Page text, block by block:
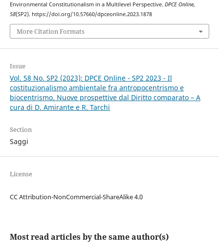
Environmental Constitutionalism in a Multilevel Perspective. DPCE Online,
58(SP2). https://doi.org/10.57660/dpceonline.2023.1878
More Citation Formats
Issue
Vol. 58 No. SP2 (2023): DPCE Online - SP2 2023 - Il
costituzionalismo ambientale fra antropocentrismo e
biocentrismo. Nuove prospettive dal Diritto comparato – A
cura di D. Amirante e R. Tarchi
Section
Saggi
License
CC Attribution-NonCommercial-ShareAlike 4.0
Most read articles by the same author(s)